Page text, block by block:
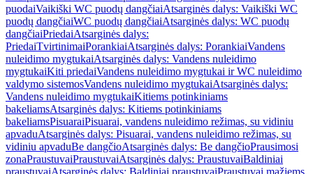
puodaiVaikiški WC puodų dangčiaiAtsarginės dalys: Vaikiški WC
puodų dangčiaiWC puodų dangčiaiAtsarginės dalys: WC puodų
dangčiaiPriedaiAtsarginės dalys:
PriedaiTvirtinimaiPorankiaiAtsarginės dalys: PorankiaiVandens
nuleidimo mygtukaiAtsarginės dalys: Vandens nuleidimo
mygtukaiKiti priedaiVandens nuleidimo mygtukai ir WC nuleidimo
valdymo sistemosVandens nuleidimo mygtukaiAtsarginės dalys:
Vandens nuleidimo mygtukaiKitiems potinkiniams
bakeliamsAtsarginės dalys: Kitiems potinkiniams
bakeliamsPisuaraiPisuarai, vandens nuleidimo režimas, su vidiniu
apvaduAtsarginės dalys: Pisuarai, vandens nuleidimo režimas, su
vidiniu apvaduBe dangčioAtsarginės dalys: Be dangčioPrausimosi
zonaPraustuvaiPraustuvaiAtsarginės dalys: PraustuvaiBaldiniai
praustuvaiAtsarginės dalys: Baldiniai praustuvaiPraustuvai mažiems